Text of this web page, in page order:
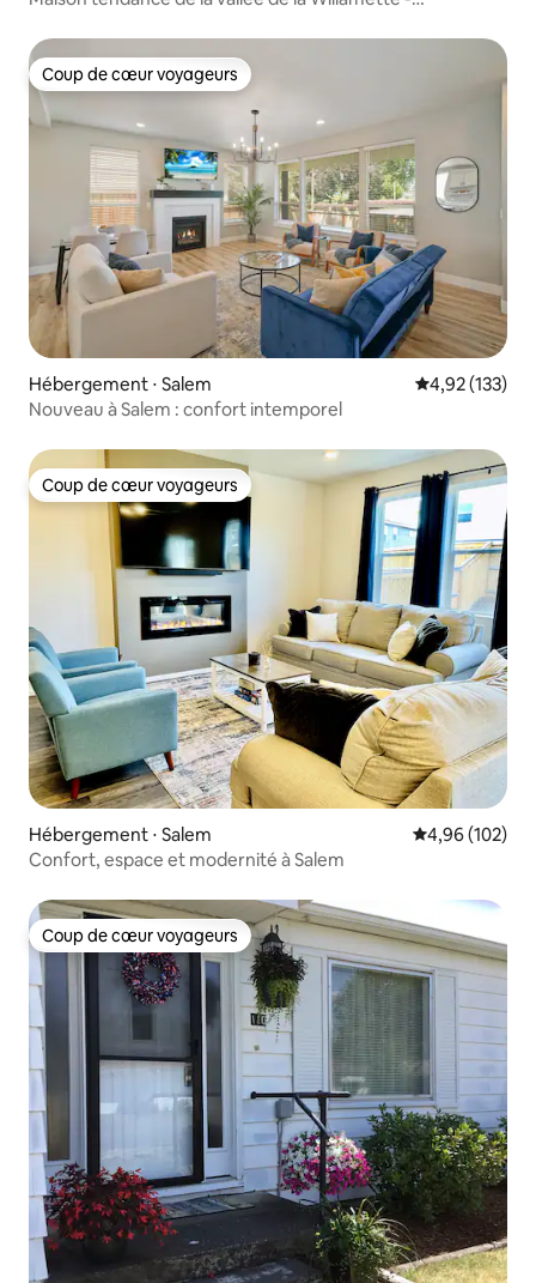
Coup de cœur voyageurs
Coup de cœur voyageurs
Hébergement ⋅ Salem Évaluation
4,92 (133)
Nouveau à Salem : confort intemporel
Coup de cœur voyageurs
Coup de cœur voyageurs
Hébergement ⋅ Salem Évaluation
4,96 (102)
Confort, espace et modernité à Salem
Coup de cœur voyageurs
Coup de cœur voyageurs